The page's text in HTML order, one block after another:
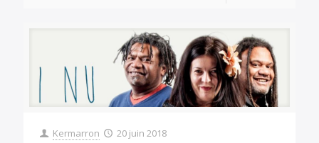
Kermarron 20 juin 2018